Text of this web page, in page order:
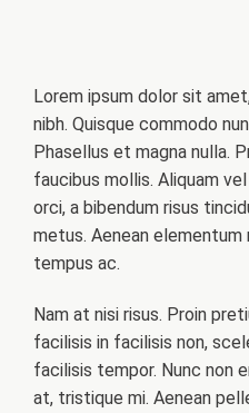
Lorem ipsum dolor sit
nibh. Quisque commodo
Phasellus et magna nulla.
faucibus mollis. Aliquam
orci, a bibendum risus
metus. Aenean
tempus ac.
Nam at nisi risus. Proin
facilisis in facilisis non,
facilisis tempor. Nunc non
at, tristique mi. Aenean